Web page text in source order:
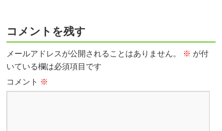
コメントを残す
メールアドレスが公開されることはありません。 ※ が付
いている欄は必須項目です
コメント ※